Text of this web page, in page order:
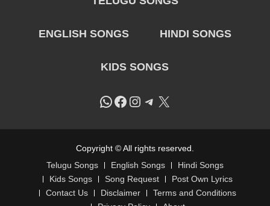
ENGLISH SONGS HINDI SONGS
KIDS SONGS
WhatsApp
Facebook
Instagram
Telegram
X
Copyright © All rights reserved.
Telugu Songs
English Songs
Hindi Songs
Kids Songs
Song Request
Post Own Lyrics
Contact Us
Disclaimer
Terms and Conditions